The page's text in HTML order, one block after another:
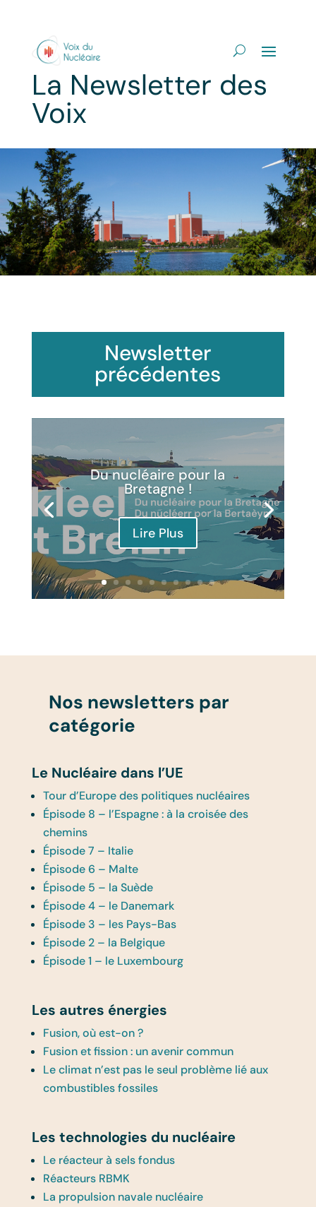
La Newsletter des
Voix
Newsletter
précédentes
Du nucléaire pour la
Bretagne !
Lire Plus
Nos newsletters par
catégorie
Le Nucléaire dans l’UE
Tour d’Europe des politiques nucléaires
Épisode 8 – l’Espagne : à la croisée des
chemins
Épisode 7 – Italie
Épisode 6 – Malte
Épisode 5 – la Suède
Épisode 4 – le Danemark
Épisode 3 – les Pays-Bas
Épisode 2 – la Belgique
Épisode 1 – le Luxembourg
Les autres énergies
Fusion, où est-on ?
Fusion et fission : un avenir commun
Le climat n’est pas le seul problème lié aux
combustibles fossiles
Les technologies du nucléaire
Le réacteur à sels fondus
Réacteurs RBMK
La propulsion navale nucléaire